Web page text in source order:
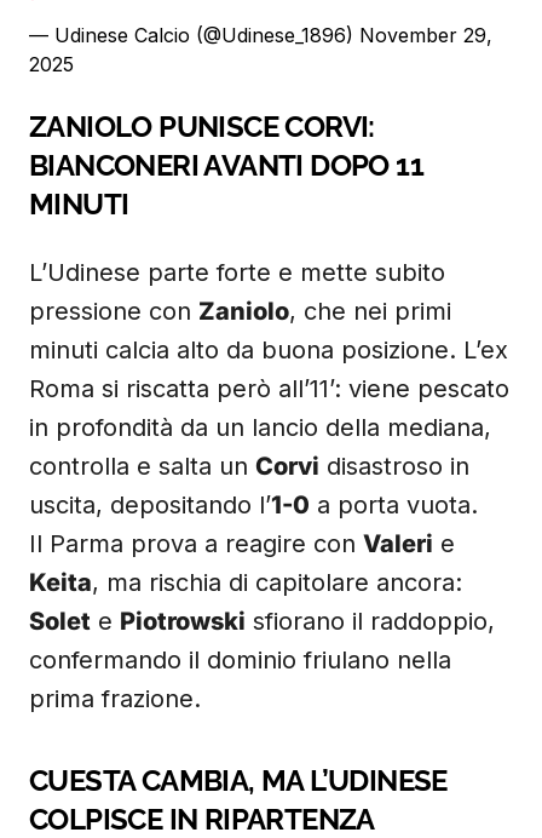
— Udinese Calcio (@Udinese_1896) November 29,
2025
ZANIOLO PUNISCE CORVI:
BIANCONERI AVANTI DOPO 11
MINUTI
L’Udinese parte forte e mette subito
pressione con Zaniolo, che nei primi
minuti calcia alto da buona posizione. L’ex
Roma si riscatta però all’11’: viene pescato
in profondità da un lancio della mediana,
controlla e salta un Corvi disastroso in
uscita, depositando l’1-0 a porta vuota.
Il Parma prova a reagire con Valeri e
Keita, ma rischia di capitolare ancora:
Solet e Piotrowski sfiorano il raddoppio,
confermando il dominio friulano nella
prima frazione.
CUESTA CAMBIA, MA L’UDINESE
COLPISCE IN RIPARTENZA